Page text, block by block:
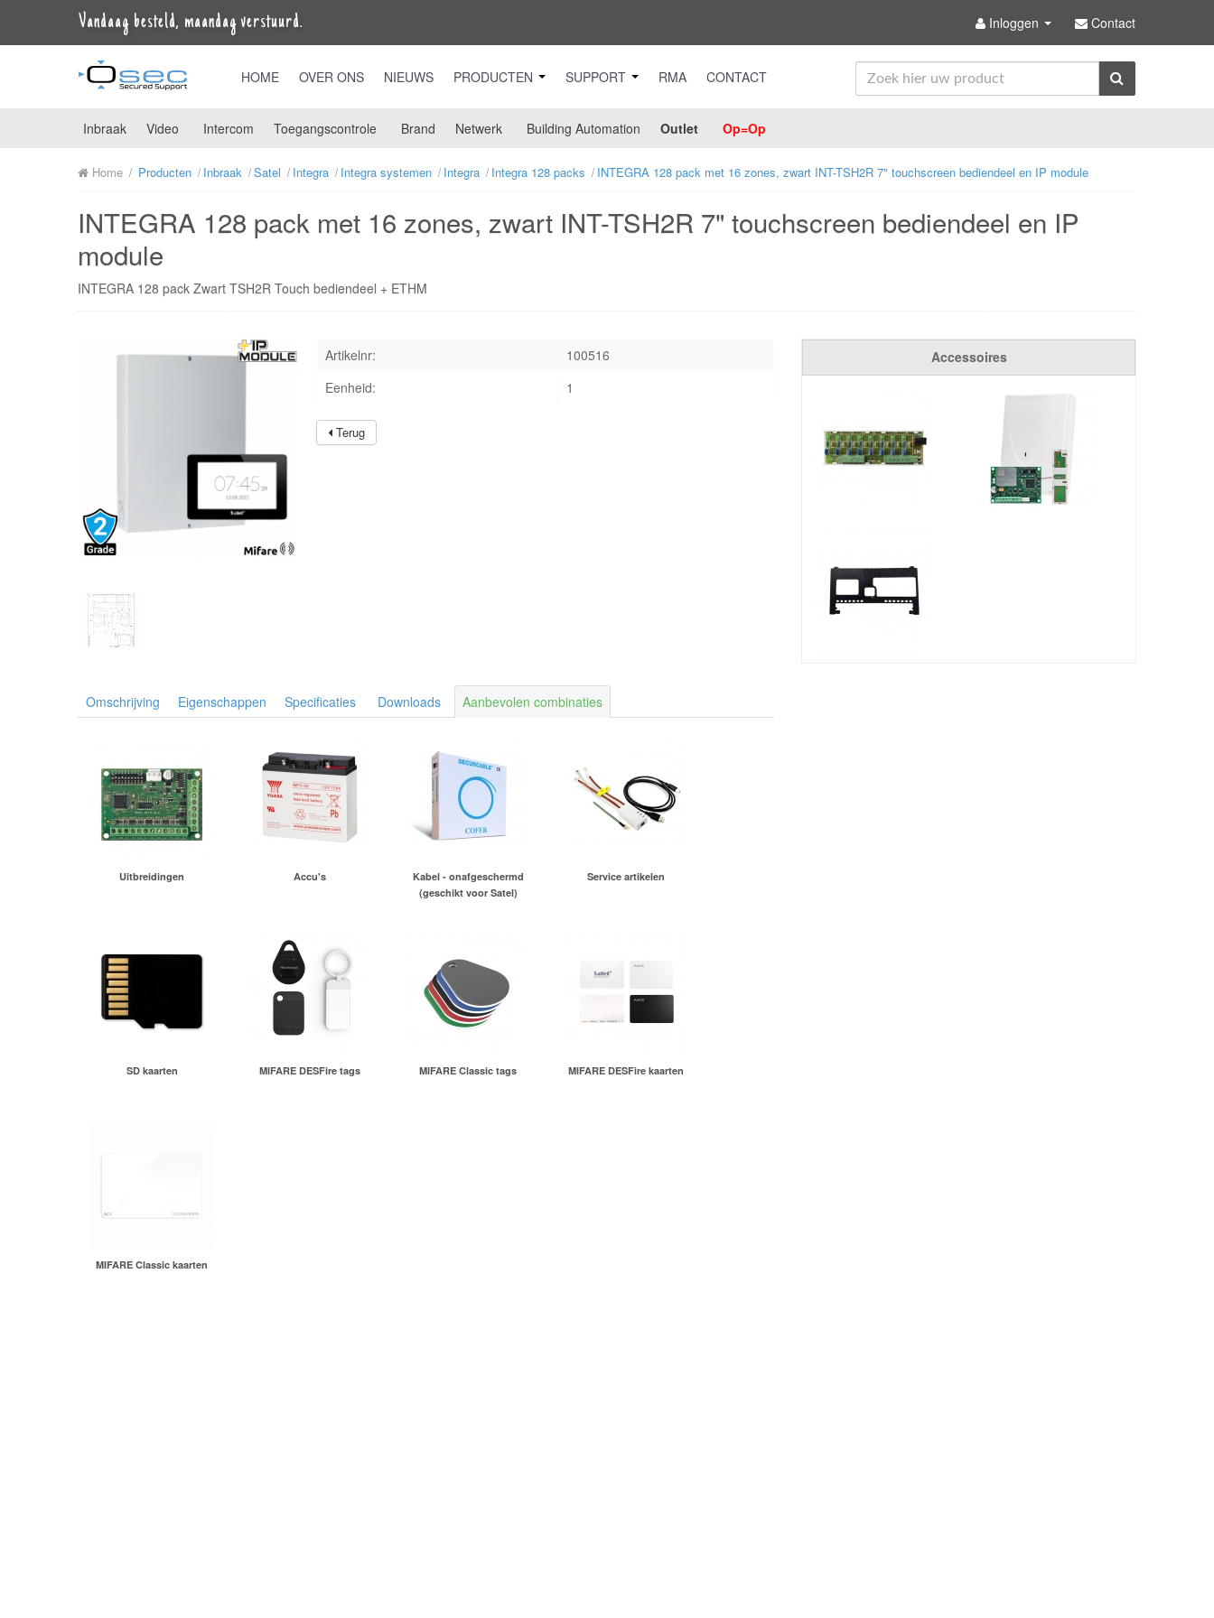
Vandaag besteld, maandag verstuurd. Inloggen Contact
HOME OVER ONS NIEUWS PRODUCTEN SUPPORT RMA CONTACT
Inbraak Video Intercom Toegangscontrole Brand Netwerk Building Automation Outlet Op=Op
Home Producten Inbraak Satel Integra Integra systemen Integra Integra 128 packs INTEGRA 128 pack met 16 zones, zwart INT-TSH2R 7" touchscreen bediendeel en IP module
INTEGRA 128 pack met 16 zones, zwart INT-TSH2R 7" touchscreen bediendeel en IP
module
INTEGRA 128 pack Zwart TSH2R Touch bediendeel + ETHM
Artikelnr:
100516
Eenheid:
1
Terug
Omschrijving Eigenschappen Specificaties Downloads Aanbevolen combinaties
Uitbreidingen Accu's
Kabel - onafgeschermd
(geschikt voor Satel)
Service artikelen
SD kaarten MIFARE DESFire tags MIFARE Classic tags MIFARE DESFire kaarten
MIFARE Classic kaarten
Accessoires